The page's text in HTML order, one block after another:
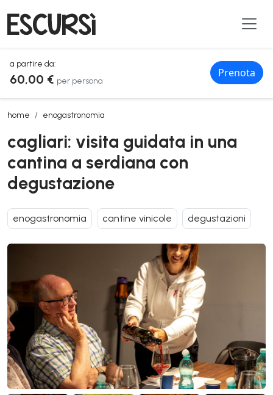
a partire da:
60,00 € per persona
Prenota
home enogastronomia
cagliari: visita guidata in una cantina a serdiana con degustazione
cagliari: visita guidata in una
cantina a serdiana con
degustazione
enogastronomia cantine vinicole degustazioni